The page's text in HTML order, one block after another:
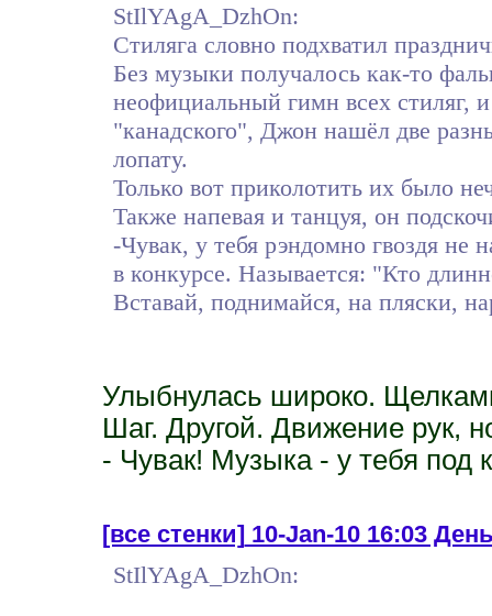
StIlYAgA_DzhOn:
Стиляга словно подхватил
Без музыки получалось как-то
неофициальный гимн всех стиляг,
"канадского", Джон нашёл две
лопату.
Только вот приколотить их было
Также напевая и танцуя, он
-Чувак, у тебя рэндомно гвоздя не
в конкурсе. Называется: "Кто
Вставай, поднимайся, на пляски,
Улыбнулась широко.
Шаг. Другой. Движение рук,
- Чувак! Музыка - у тебя под
[все стенки]10-Jan-10 16:03
StIlYAgA_DzhOn: